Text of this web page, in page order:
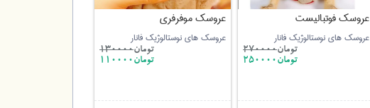
عروسک فوتبالیست
عروسک های نوستالوژیک فانار
تومان270000
تومان250000
عروسک موفرفری
عروسک های نوستالوژیک فانار
تومان130000
تومان110000